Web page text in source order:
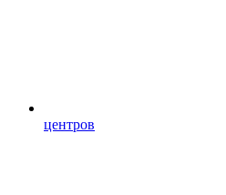
центров